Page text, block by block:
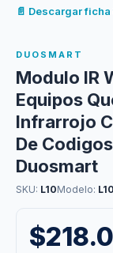
📄 Descargar
DUOSMART
Modulo IR
Equipos
Infrarrojo
De
Duosmart
SKU: L10Modelo: L10